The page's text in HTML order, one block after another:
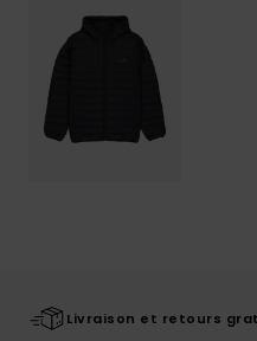
Livraison et retours